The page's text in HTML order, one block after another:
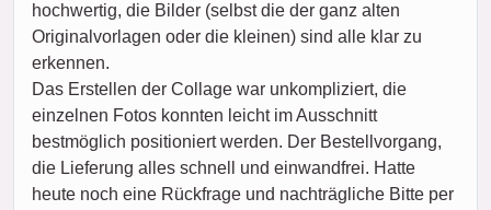
hochwertig, die Bilder (selbst die der ganz alten
Originalvorlagen oder die kleinen) sind alle klar zu
erkennen.
Das Erstellen der Collage war unkompliziert, die
einzelnen Fotos konnten leicht im Ausschnitt
bestmöglich positioniert werden. Der Bestellvorgang,
die Lieferung alles schnell und einwandfrei. Hatte
heute noch eine Rückfrage und nachträgliche Bitte per